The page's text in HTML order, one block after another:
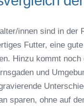
innen sind in der
Futter, eine
Hinzu kommt
und
sparen, ohne auf